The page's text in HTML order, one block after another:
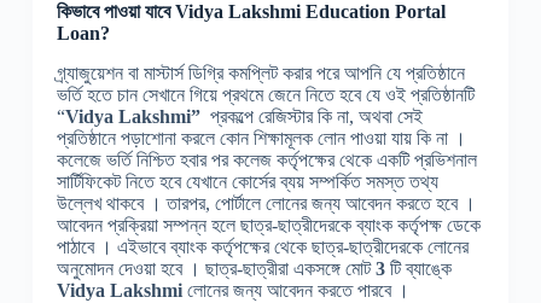
কিভাবে পাওয়া যাবেVidya Lakshmi Education Portal
Loan?
গ্র্যাজুয়েশন বা মাস্টার্স ডিগ্রি কমপ্লিট করার পরে আপনি যে প্রতিষ্ঠানে
ভর্তি হতে চান সেখানে গিয়ে প্রথমে জেনে নিতে হবে যে ওই প্রতিষ্ঠানটি
“Vidya Lakshmi”প্রকল্পে রেজিস্টার কি না, অথবা সেই
প্রতিষ্ঠানে পড়াশোনা করলে কোন শিক্ষামূলক লোন পাওয়া যায় কি না ।
কলেজে ভর্তি নিশ্চিত হবার পর কলেজ কর্তৃপক্ষের থেকে একটি প্রভিশনাল
সার্টিফিকেট নিতে হবে যেখানে কোর্সের ব্যয় সম্পর্কিত সমস্ত তথ্য
উল্লেখ থাকবে । তারপর, পোর্টালে লোনের জন্য আবেদন করতে হবে ।
আবেদন প্রক্রিয়া সম্পন্ন হলে ছাত্র-ছাত্রীদেরকে ব্যাংক কর্তৃপক্ষ ডেকে
পাঠাবে । এইভাবে ব্যাংক কর্তৃপক্ষের থেকে ছাত্র-ছাত্রীদেরকে লোনের
অনুমোদন দেওয়া হবে । ছাত্র-ছাত্রীরা একসঙ্গে মোট3টি ব্যাঙ্কে
Vidya Lakshmiলোনের জন্য আবেদন করতে পারবে ।